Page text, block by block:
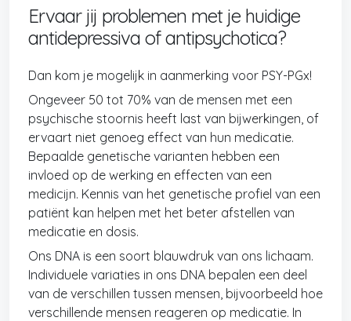
Ervaar jij problemen met je huidige
antidepressiva of antipsychotica?
Dan kom je mogelijk in aanmerking voor PSY-PGx!
Ongeveer 50 tot 70% van de mensen met een
psychische stoornis heeft last van bijwerkingen, of
ervaart niet genoeg effect van hun medicatie.
Bepaalde genetische varianten hebben een
invloed op de werking en effecten van een
medicijn. Kennis van het genetische profiel van een
patiënt kan helpen met het beter afstellen van
medicatie en dosis.
Ons DNA is een soort blauwdruk van ons lichaam.
Individuele variaties in ons DNA bepalen een deel
van de verschillen tussen mensen, bijvoorbeeld hoe
verschillende mensen reageren op medicatie. In